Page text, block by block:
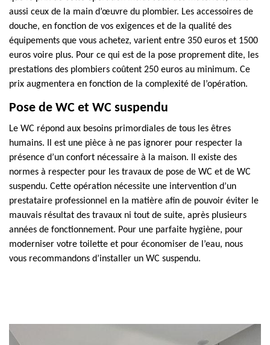
aussi ceux de la main d’œuvre du plombier. Les accessoires de
douche, en fonction de vos exigences et de la qualité des
équipements que vous achetez, varient entre 350 euros et 1500
euros voire plus. Pour ce qui est de la pose proprement dite, les
prestations des plombiers coûtent 250 euros au minimum. Ce
prix augmentera en fonction de la complexité de l’opération.
Pose de WC et WC suspendu
Le WC répond aux besoins primordiales de tous les êtres
humains. Il est une pièce à ne pas ignorer pour respecter la
présence d’un confort nécessaire à la maison. Il existe des
normes à respecter pour les travaux de pose de WC et de WC
suspendu. Cette opération nécessite une intervention d’un
prestataire professionnel en la matière afin de pouvoir éviter le
mauvais résultat des travaux ni tout de suite, après plusieurs
années de fonctionnement. Pour une parfaite hygiène, pour
moderniser votre toilette et pour économiser de l’eau, nous
vous recommandons d’installer un WC suspendu.